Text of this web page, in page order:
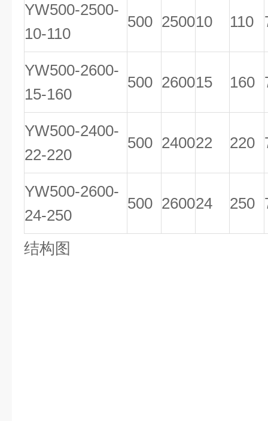
YW500-2500-
10-110
500 250010 110
YW500-2600-
15-160
500 260015 160
YW500-2400-
22-220
500 240022 220
YW500-2600-
24-250
500 260024 250
结构图